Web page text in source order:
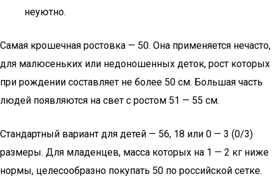
неуютно.
Самая крошечная ростовка — 50. Она применяется нечасто,
для малюсеньких или недоношенных деток, рост которых
при рождении составляет не более 50 см. Большая часть
людей появляются на свет с ростом 51 — 55 см.
Стандартный вариант для детей — 56, 18 или 0 — 3 (0/3)
размеры. Для младенцев, масса которых на 1 — 2 кг ниже
нормы, целесообразно покупать 50 по российской сетке.